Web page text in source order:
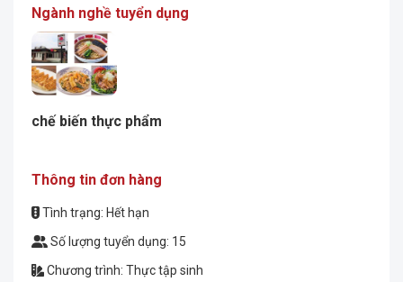
Ngành nghề tuyển dụng
chế biến thực phẩm
Thông tin đơn hàng
Tình trạng: Hết hạn
Số lượng tuyển dụng: 15
Chương trình: Thực tập sinh